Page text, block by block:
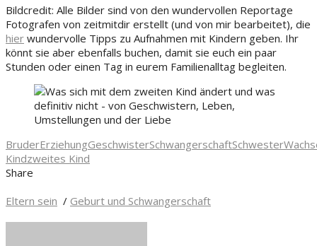
Bildcredit: Alle Bilder sind von den wundervollen Reportage
Fotografen von zeitmitdir erstellt (und von mir bearbeitet), die
hier wundervolle Tipps zu Aufnahmen mit Kindern geben. Ihr
könnt sie aber ebenfalls buchen, damit sie euch ein paar
Stunden oder einen Tag in eurem Familienalltag begleiten.
BruderErziehungGeschwisterSchwangerschaftSchwester
Kindzweites Kind
Share
Eltern sein / Geburt und Schwangerschaft